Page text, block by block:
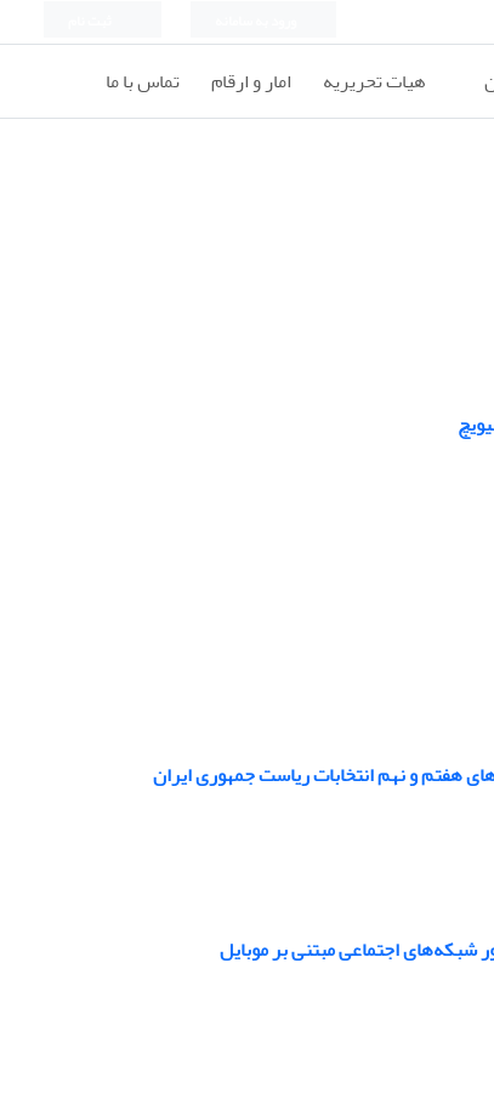
هیات تحریریه امار و ارقام تماس با ما
هفتم و نهم انتخابات ریاست جمهوری ایران
شبکه‌های اجتماعی مبتنی بر موبایل